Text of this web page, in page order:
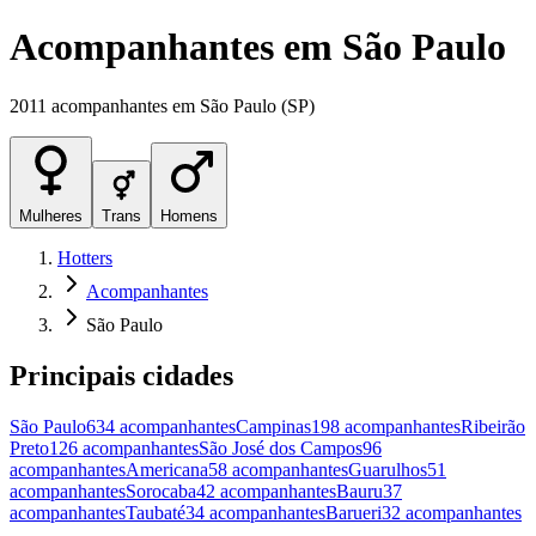
Acompanhantes em São Paulo
2011 acompanhantes em São Paulo (SP)
Mulheres Trans Homens
Hotters
Acompanhantes
São Paulo
Principais cidades
São Paulo634 acompanhantesCampinas198 acompanhantesRibeirão
Preto126 acompanhantesSão José dos Campos96
acompanhantesAmericana58 acompanhantesGuarulhos51
acompanhantesSorocaba42 acompanhantesBauru37
acompanhantesTaubaté34 acompanhantesBarueri32 acompanhantes